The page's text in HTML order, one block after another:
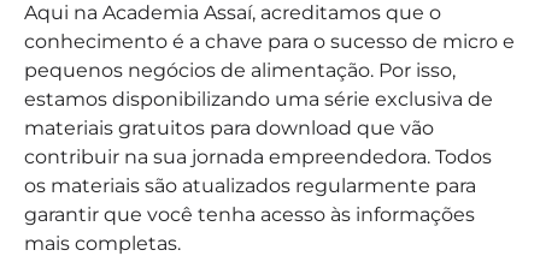
Aqui na Academia Assaí, acreditamos que o
conhecimento é a chave para o sucesso de micro e
pequenos negócios de alimentação. Por isso,
estamos disponibilizando uma série exclusiva de
materiais gratuitos para download que vão
contribuir na sua jornada empreendedora. Todos
os materiais são atualizados regularmente para
garantir que você tenha acesso às informações
mais completas.